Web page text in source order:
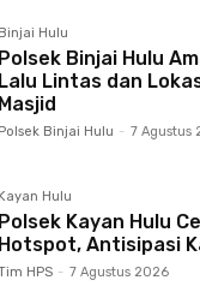
Binjai Hulu
Polsek Binjai Hulu
Lalu Lintas dan
Masjid
Polsek Binjai Hulu - 7 Agustus
Kayan Hulu
Polsek Kayan Hulu
Hotspot, Antisipasi
HPS - 7 Agustus 2026